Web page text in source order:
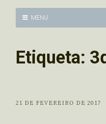
MENU
Etiqueta:
21 DE FEVEREIRO DE 2017